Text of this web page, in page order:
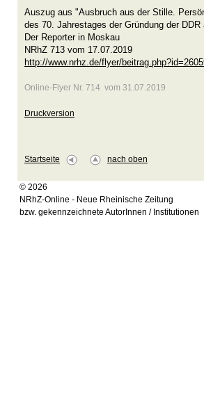
Auszug aus "Ausbruch aus der Stille.
des 70. Jahrestages der Gründung der
Der Reporter in Moskau
NRhZ 713 vom 17.07.2019
http://www.nrhz.de/flyer/
Online-Flyer Nr. 714 vom 31.07.2019
Druckversion
Startseite nach oben
© 2026
NRhZ-Online - Neue Rheinische Zeitung
bzw. gekennzeichnete AutorInnen / Institutionen